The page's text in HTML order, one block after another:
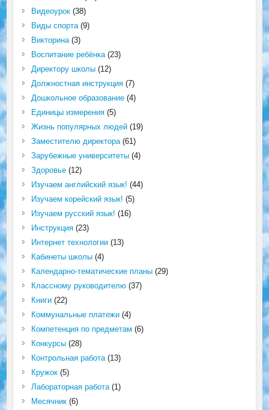
Видеоурок(38)
Виды спорта(9)
Викторина(3)
Воспитание ребёнка(23)
Директору школы(12)
Должностная инструкция(7)
Дошкольное образование(4)
Единицы измерения(5)
Жизнь популярных людей(19)
Заместителю директора(61)
Зарубежные университеты(4)
Здоровье(12)
Изучаем английский язык! (44)
Изучаем корейский язык! (5)
Изучаем русский язык! (16)
Инструкция(23)
Интернет технологии(13)
Кабинеты школы(4)
Календарно-тематические планы(29)
Классному руководителю(37)
Книги(22)
Коммунальные платежи(4)
Компетенция по предметам (6)
Конкурсы(28)
Контрольная работа(13)
Кружок(5)
Лабораторная работа(1)
Месячник(6)